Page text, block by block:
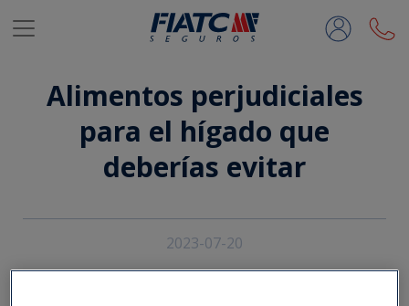
Saltar al contenido principal
Alimentos perjudiciales
para el hígado que
deberías evitar
2023-07-20